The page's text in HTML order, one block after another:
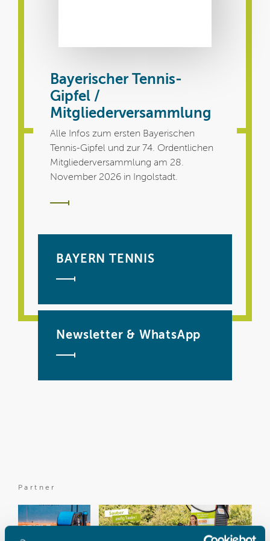
Bayerischer Tennis-
Gipfel /
Mitgliederversammlung
Alle Infos zum ersten Bayerischen
Tennis-Gipfel und zur 74. Ordentlichen
Mitgliederversammlung am 28.
November 2026 in Ingolstadt.
BAYERN TENNIS
Newsletter & WhatsApp
Partner